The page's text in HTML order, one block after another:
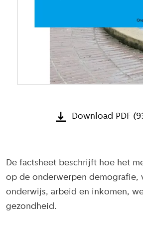
Download PDF
De factsheet beschrijft hoe het
op de onderwerpen demografie,
onderwijs, arbeid en inkomen,
gezondheid.